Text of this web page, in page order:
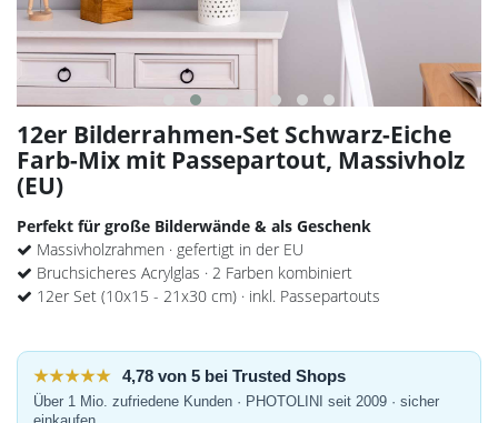
12er Bilderrahmen-Set Schwarz-Eiche
Farb-Mix mit Passepartout, Massivholz
(EU)
Perfekt für große Bilderwände & als Geschenk
Massivholzrahmen · gefertigt in der EU
Bruchsicheres Acrylglas · 2 Farben kombiniert
12er Set (10x15 - 21x30 cm) · inkl. Passepartouts
★★★★★ 4,78 von 5 bei Trusted Shops
Über 1 Mio. zufriedene Kunden · PHOTOLINI seit 2009 · sicher